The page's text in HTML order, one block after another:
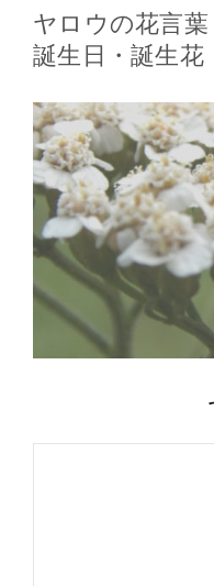
ヤロウの花言
誕生日・誕生